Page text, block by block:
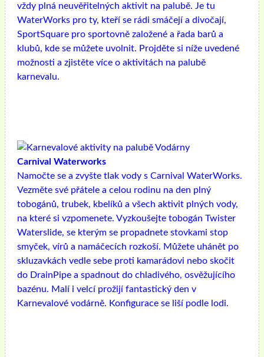
vždy plná neuvěřitelných aktivit na palubě. Je tu
WaterWorks pro ty, kteří se rádi smáčejí a divočají,
SportSquare pro sportovně založené a řada barů a
klubů, kde se můžete uvolnit. Projděte si níže uvedené
možnosti a zjistěte více o aktivitách na palubě
karnevalu.
Carnival Waterworks
Namočte se a zvyšte tlak vody s Carnival WaterWorks.
Vezměte své přátele a celou rodinu na den plný
tobogánů, trubek, kbelíků a všech aktivit plných vody,
na které si vzpomenete. Vyzkoušejte tobogán Twister
Waterslide, se kterým se propadnete stovkami stop
smyček, vírů a namáčecích rozkoší. Můžete uhánět po
skluzavkách vedle sebe proti kamarádovi nebo skočit
do DrainPipe a spadnout do chladivého, osvěžujícího
bazénu. Malí i velcí prožijí fantastický den v
Karnevalové vodárně. Konfigurace se liší podle lodi.